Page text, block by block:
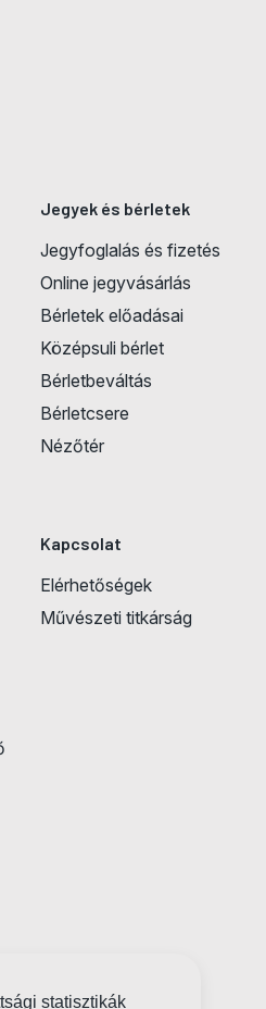
statisztikák
Jegyek és bérletek
Jegyfoglalás és fizetés
Online jegyvásárlás
Bérletek előadásai
Középsuli bérlet
Bérletbeváltás
Bérletcsere
Nézőtér
Kapcsolat
Elérhetőségek
Művészeti titkárság